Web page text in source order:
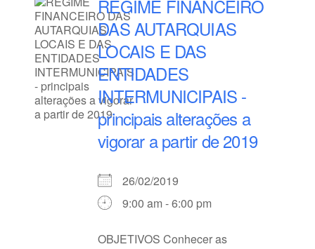
REGIME FINANCEIRO
DAS AUTARQUIAS
LOCAIS E DAS
ENTIDADES
INTERMUNICIPAIS -
principais alterações a
vigorar a partir de 2019
26/02/2019
9:00 am - 6:00 pm
OBJETIVOS Conhecer as